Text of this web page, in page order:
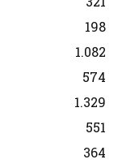
198
1.082
574
1.329
551
364